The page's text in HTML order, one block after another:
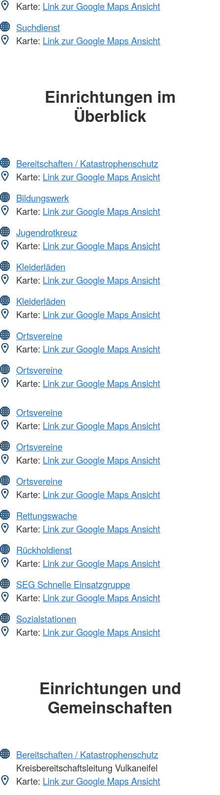
Karte: Link zur Google Maps Ansicht
Suchdienst
Karte: Link zur Google Maps Ansicht
Einrichtungen im
Überblick
Bereitschaften / Katastrophenschutz
Karte: Link zur Google Maps Ansicht
Bildungswerk
Karte: Link zur Google Maps Ansicht
Jugendrotkreuz
Karte: Link zur Google Maps Ansicht
Kleiderläden
Karte: Link zur Google Maps Ansicht
Kleiderläden
Karte: Link zur Google Maps Ansicht
Ortsvereine
Karte: Link zur Google Maps Ansicht
Ortsvereine
Karte: Link zur Google Maps Ansicht
Ortsvereine
Karte: Link zur Google Maps Ansicht
Ortsvereine
Karte: Link zur Google Maps Ansicht
Ortsvereine
Karte: Link zur Google Maps Ansicht
Rettungswache
Karte: Link zur Google Maps Ansicht
Rückholdienst
Karte: Link zur Google Maps Ansicht
SEG Schnelle Einsatzgruppe
Karte: Link zur Google Maps Ansicht
Sozialstationen
Karte: Link zur Google Maps Ansicht
Einrichtungen und
Gemeinschaften
Bereitschaften / Katastrophenschutz
Kreisbereitschaftsleitung Vulkaneifel
Karte: Link zur Google Maps Ansicht